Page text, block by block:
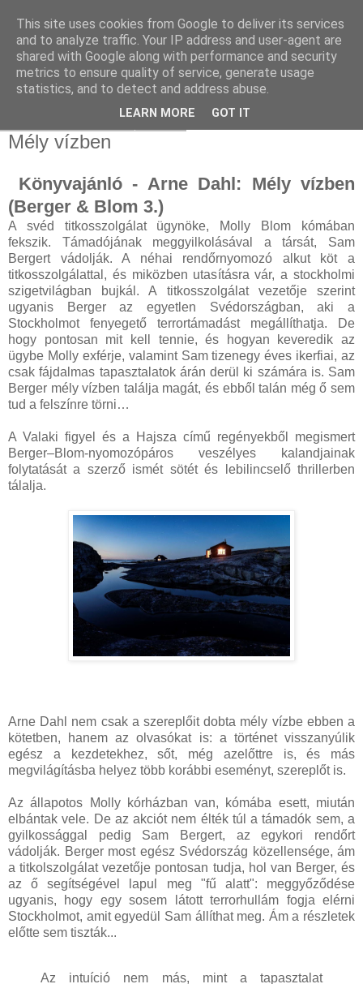
Mély vízben
Könyvajánló - Arne Dahl: Mély vízben
(Berger & Blom 3.)
A ​svéd titkosszolgálat ügynöke, Molly Blom kómában
fekszik. Támadójának meggyilkolásával a társát, Sam
Bergert vádolják. A néhai rendőrnyomozó alkut köt a
titkosszolgálattal, és miközben utasításra vár, a stockholmi
szigetvilágban bujkál. A titkosszolgálat vezetője szerint
ugyanis Berger az egyetlen Svédországban, aki a
Stockholmot fenyegető terrortámadást megállíthatja. De
hogy pontosan mit kell tennie, és hogyan keveredik az
ügybe Molly exférje, valamint Sam tizenegy éves ikerfiai, az
csak fájdalmas tapasztalatok árán derül ki számára is. Sam
Berger mély vízben találja magát, és ebből talán még ő sem
tud a felszínre törni…
A Valaki figyel és a Hajsza című regényekből megismert
Berger–Blom-nyomozópáros veszélyes kalandjainak
folytatását a szerző ismét sötét és lebilincselő thrillerben
tálalja.
Arne Dahl nem csak a szereplőit dobta mély vízbe ebben a
kötetben, hanem az olvasókat is: a történet visszanyúlik
egész a kezdetekhez, sőt, még azelőttre is, és más
megvilágításba helyez több korábbi eseményt, szereplőt is.
Az állapotos Molly kórházban van, kómába esett, miután
elbántak vele. De az akciót nem élték túl a támadók sem, a
gyilkossággal pedig Sam Bergert, az egykori rendőrt
vádolják. Berger most egész Svédország közellensége, ám
a titkolszolgálat vezetője pontosan tudja, hol van Berger, és
az ő segítségével lapul meg "fű alatt": meggyőződése
ugyanis, hogy egy sosem látott terrorhullám fogja elérni
Stockholmot, amit egyedül Sam állíthat meg. Ám a részletek
előtte sem tiszták...
Az intuíció nem más, mint a tapasztalat
This site uses cookies from Google to deliver its services
and to analyze traffic. Your IP address and user-agent are
shared with Google along with performance and security
metrics to ensure quality of service, generate usage
statistics, and to detect and address abuse.
LEARN MORE GOT IT